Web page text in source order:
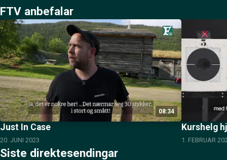
FTV anbefalar
08:34
Just In Case
20. JUNI 2023
Kurshelg
1. FEBRUAR
Siste direktesendingar